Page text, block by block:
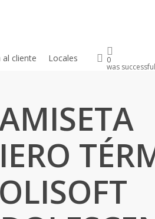
cliente Locales search
0
was